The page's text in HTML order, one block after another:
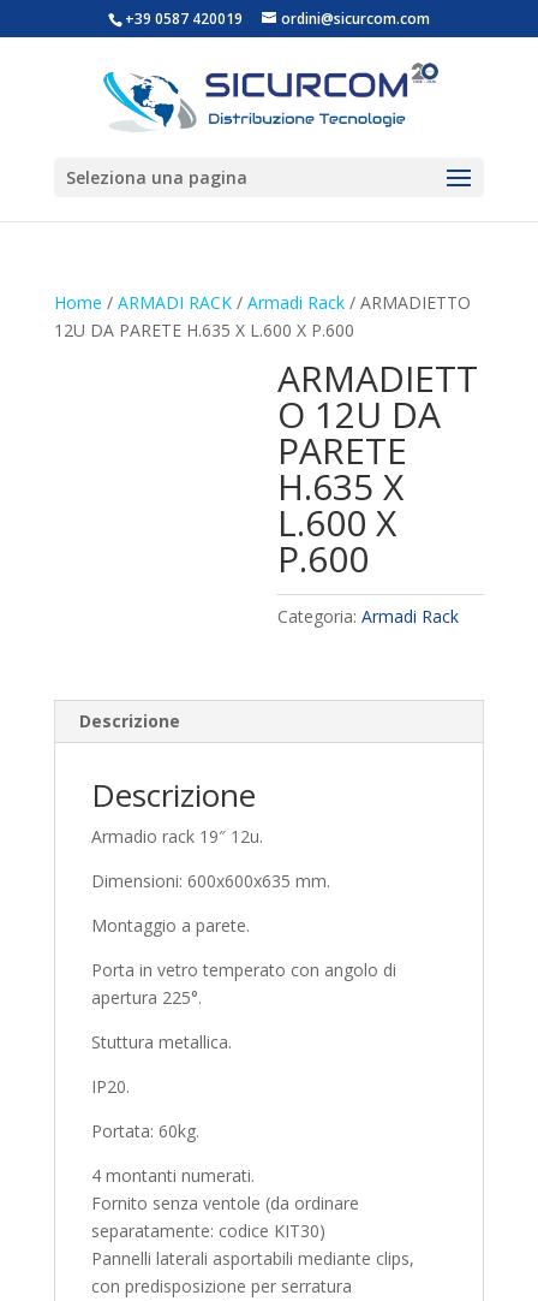
+39 0587 420019 ordini@sicurcom.com
Seleziona una pagina
Home / ARMADI RACK/ Armadi Rack/ ARMADIETTO
12U DA PARETE H.635 X L.600 X P.600
ARMADIETT
O 12U DA
PARETE
H.635 X
L.600 X
P.600
Categoria:Armadi Rack
Descrizione
Descrizione
Armadio rack 19″ 12u.
Dimensioni: 600x600x635 mm.
Montaggio a parete.
Porta in vetro temperato con angolo di
apertura 225°.
Stuttura metallica.
IP20.
Portata: 60kg.
4 montanti numerati.
Fornito senza ventole (da ordinare
separatamente: codice KIT30)
Pannelli laterali asportabili mediante clips,
con predisposizione per serratura